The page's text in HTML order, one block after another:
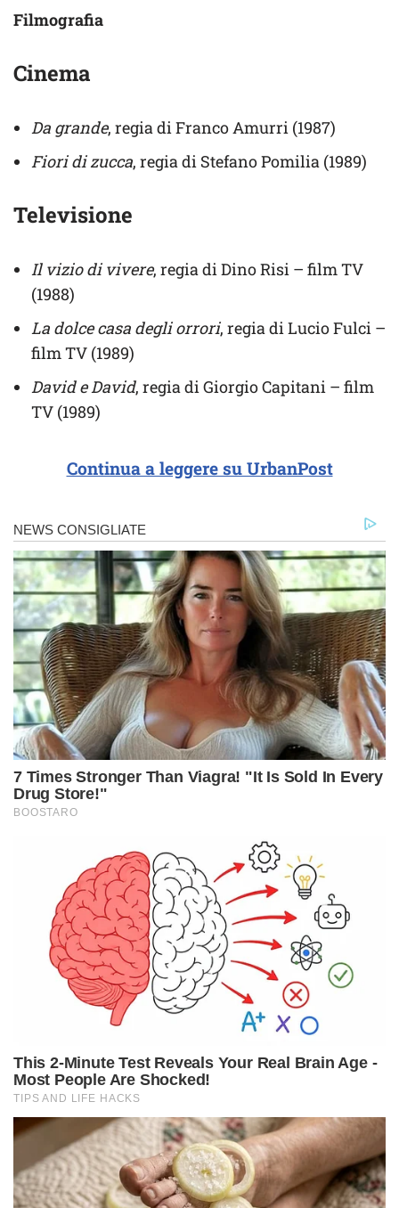
Filmografia
Cinema
Da grande, regia di Franco Amurri (1987)
Fiori di zucca, regia di Stefano Pomilia (1989)
Televisione
Il vizio di vivere, regia di Dino Risi – film TV
(1988)
La dolce casa degli orrori, regia di Lucio Fulci –
film TV (1989)
David e David, regia di Giorgio Capitani – film
TV (1989)
Continua a leggere su UrbanPost